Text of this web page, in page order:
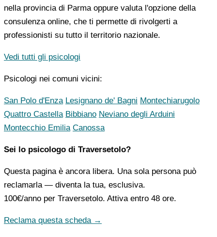
nella provincia di Parma oppure valuta l'opzione della
consulenza online, che ti permette di rivolgerti a
professionisti su tutto il territorio nazionale.
Vedi tutti gli psicologi
Psicologi nei comuni vicini:
San Polo d'Enza Lesignano de' Bagni Montechiarugolo
Quattro Castella Bibbiano Neviano degli Arduini
Montecchio Emilia Canossa
Sei lo psicologo di Traversetolo?
Questa pagina è ancora libera. Una sola persona può
reclamarla — diventa la tua, esclusiva.
100€/anno per Traversetolo. Attiva entro 48 ore.
Reclama questa scheda →